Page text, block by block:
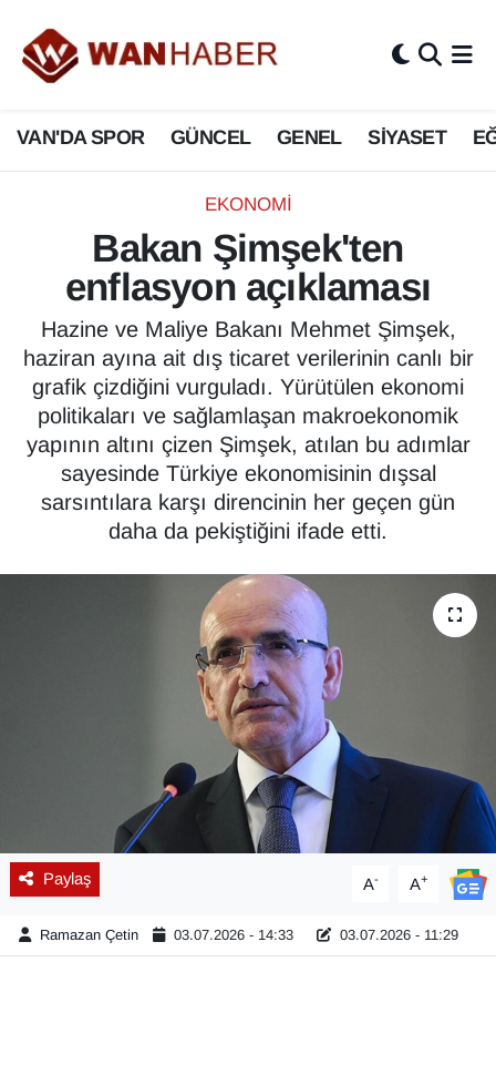
VAN'DA SPOR GÜNCEL GENEL SİYASET
EKONOMİ
Bakan Şimşek'ten
enflasyon açıklaması
Hazine ve Maliye Bakanı Mehmet Şimşek,
haziran ayına ait dış ticaret verilerinin canlı bir
grafik çizdiğini vurguladı. Yürütülen ekonomi
politikaları ve sağlamlaşan makroekonomik
yapının altını çizen Şimşek, atılan bu adımlar
sayesinde Türkiye ekonomisinin dışsal
sarsıntılara karşı direncinin her geçen gün
daha da pekiştiğini ifade etti.
Paylaş A- A+
Ramazan Çetin 03.07.2026 - 14:33 03.07.2026 - 11:29
3.SAYFA
ASAYİŞ
BİLİM VE TEKNOLOJİ
Biyografi
Bölge Haberleri
ÇEVRE
Deprem
Dernekler, Odalar
Diğer
En çok konuşulanlar
GENEL
Van Nöbetçi Eczaneler
Van Hava Durumu
Van Namaz Vakitleri
Van Trafik Yoğunluk Haritası
Süper Lig Puan Durumu ve Fikstür
Tüm Manşetler
Son Dakika Haberleri
Haber Arşivi